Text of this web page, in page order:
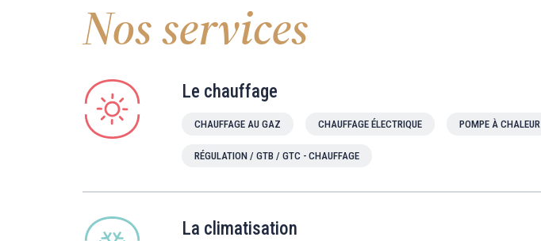
Nos services
Le chauffage
CHAUFFAGE AU GAZ CHAUFFAGE ÉLECTRIQUE POMPE À CHALEUR
RÉGULATION / GTB / GTC - CHAUFFAGE
La climatisation